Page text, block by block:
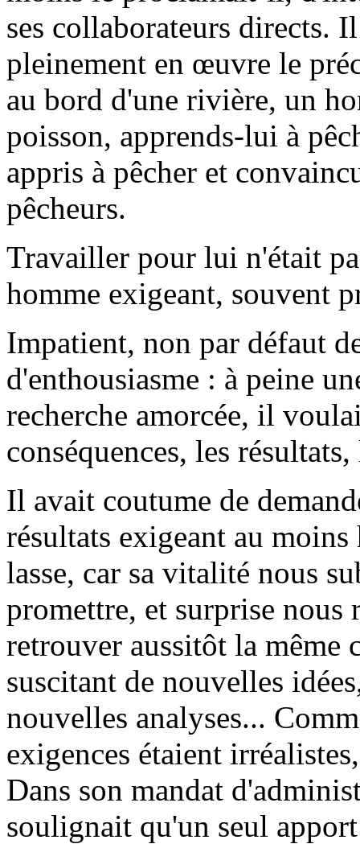
ses collaborateurs directs.
pleinement en œuvre le
au bord d'une rivière, un
poisson, apprends-lui à
appris à pêcher et
pêcheurs.
Travailler pour lui n'était
homme exigeant, souvent
Impatient, non par défaut
d'enthousiasme : à peine
recherche amorcée, il
conséquences, les
Il avait coutume de
résultats exigeant au
lasse, car sa vitalité nous
promettre, et surprise nous
retrouver aussitôt la même
suscitant de nouvelles
nouvelles analyses...
exigences étaient
Dans son mandat
soulignait qu'un seul